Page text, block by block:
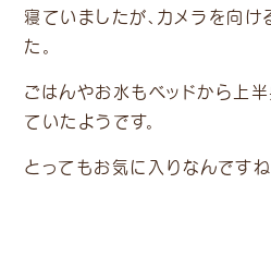
寝ていましたが、カメラを向
た。
ごはんやお水もベッドから上
ていたようです。
とってもお気に入りなんで